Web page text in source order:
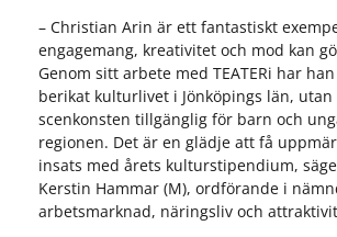
– Christian Arin är ett fantastiskt
engagemang, kreativitet och mod kan
Genom sitt arbete med TEATERi har
berikat kulturlivet i Jönköpings län, utan
scenkonsten tillgänglig för barn och
regionen. Det är en glädje att få
insats med årets kulturstipendium,
Kerstin Hammar (M), ordförande i
arbetsmarknad, näringsliv och